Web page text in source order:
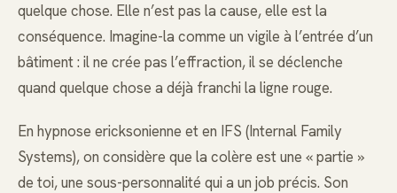
quelque chose. Elle n’est pas la cause, elle est la
conséquence. Imagine-la comme un vigile à l’entrée d’un
bâtiment : il ne crée pas l’effraction, il se déclenche
quand quelque chose a déjà franchi la ligne rouge.
En hypnose ericksonienne et en IFS (Internal Family
Systems), on considère que la colère est une « partie »
de toi, une sous-personnalité qui a un job précis. Son